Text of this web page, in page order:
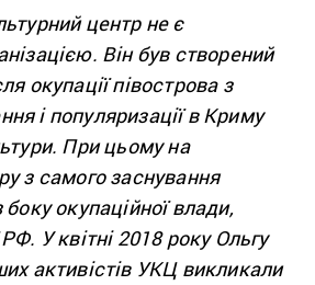
центр не є
Він був створений
окупації півострова з
і популяризації в Криму
При цьому на
з самого заснування
окупаційної влади,
У квітні 2018 року Ольгу
активістів УКЦ викликали